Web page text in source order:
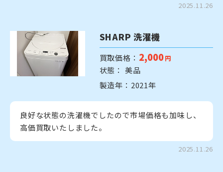
2025.11.26
SHARP 洗濯機
買取価格： 2,000 円
状態： 美品
製造年：2021年
良好な状態の洗濯機でしたので市場価格も加味し、
高価買取いたしました。
2025.11.26